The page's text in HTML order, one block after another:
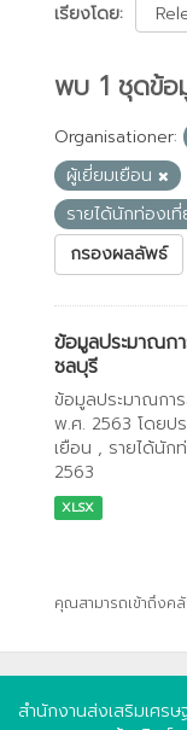
เรียงโดย
พบ 1 ชุดข้อ
Organisationer:
ผู้เยี่ยมเยือน
รายได้นักท่องเที่
กรองผลลัพธ์
ข้อมูลประมาณก
ชลบุรี
ข้อมูลประมาณกา
พ.ศ. 2563 โดยป
เยือน , รายได้นัก
2563
XLSX
คุณสามารถเข้าถึงค
สำนักงานส่งเสริมเศร